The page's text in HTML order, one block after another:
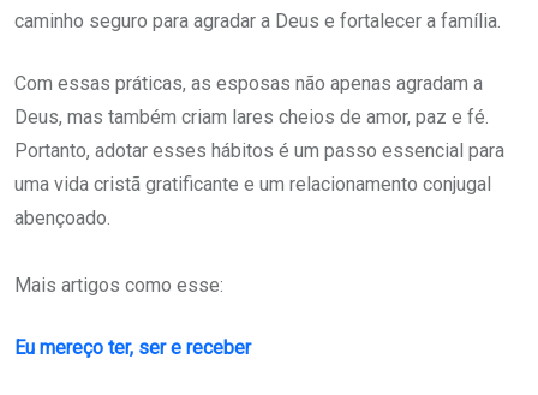
caminho seguro para agradar a Deus e fortalecer a família.
Com essas práticas, as esposas não apenas agradam a
Deus, mas também criam lares cheios de amor, paz e fé.
Portanto, adotar esses hábitos é um passo essencial para
uma vida cristã gratificante e um relacionamento conjugal
abençoado.
Mais artigos como esse:
Eu mereço ter, ser e receber